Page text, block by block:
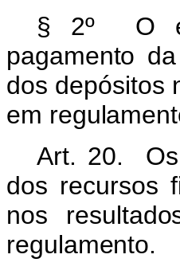
§ 2º O
pagamento
dos depósitos
em
Art. 20. Os
dos recursos
nos
regulamento.